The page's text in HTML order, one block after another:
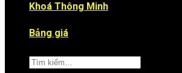
Khoá Thông Minh
Bảng giá
Tìm